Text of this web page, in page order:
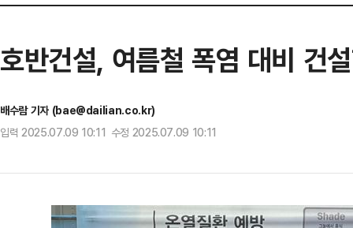
호반건설, 여름철 폭염 대비 건
배수람 기자 (bae@dailian.co.kr)
입력 2025.07.09 10:11 수정 2025.07.09 10:11